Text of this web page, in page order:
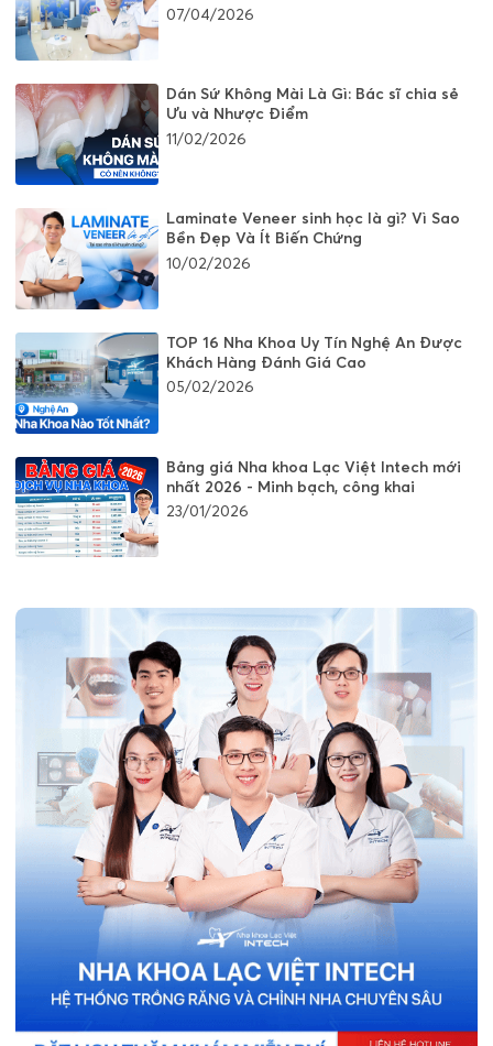
07/04/2026
Dán Sứ Không Mài Là Gì: Bác sĩ chia sẻ
Ưu và Nhược Điểm
11/02/2026
Laminate Veneer sinh học là gì? Vì Sao
Bền Đẹp Và Ít Biến Chứng
10/02/2026
TOP 16 Nha Khoa Uy Tín Nghệ An Được
Khách Hàng Đánh Giá Cao
05/02/2026
Bảng giá Nha khoa Lạc Việt Intech mới
nhất 2026 - Minh bạch, công khai
23/01/2026